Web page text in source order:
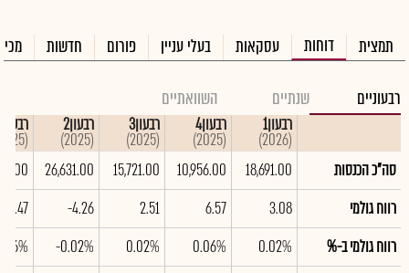
תמצית דוחות עסקאות בעלי עניין פורום חדשות
רבעוניים שנתיים השוואתיים
רבעון1
(2026)
רבעון4
(2025)
רבעון3
(2025)
רבעון2
(2025)
רבעון1
(2025)
סה"כ הכנסות
18,691.00
10,956.00
15,721.00
26,631.00
רווח גולמי
3.08
6.57
2.51
-4.26
-4.47
רווח גולמי ב-%
0.02%
0.06%
0.02%
-0.02%